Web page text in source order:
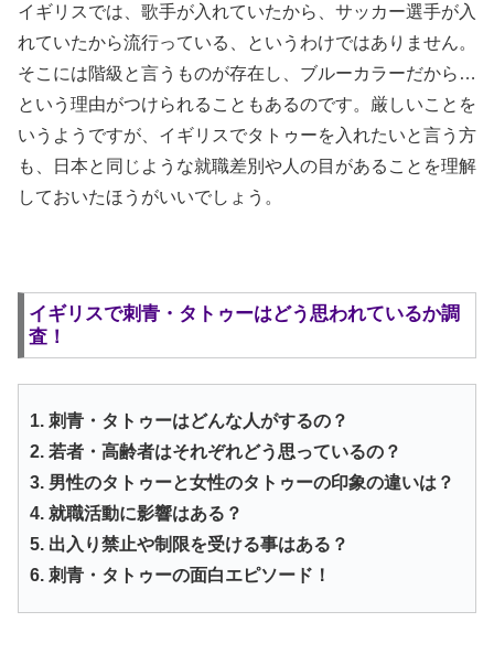
イギリスでは、歌手が入れていたから、サッカー選手が入
れていたから流行っている、というわけではありません。
そこには階級と言うものが存在し、ブルーカラーだから…
という理由がつけられることもあるのです。厳しいことを
いうようですが、イギリスでタトゥーを入れたいと言う方
も、日本と同じような就職差別や人の目があることを理解
しておいたほうがいいでしょう。
イギリスで刺青・タトゥーはどう思われているか調
査！
1. 刺青・タトゥーはどんな人がするの？
2. 若者・高齢者はそれぞれどう思っているの？
3. 男性のタトゥーと女性のタトゥーの印象の違いは？
4. 就職活動に影響はある？
5. 出入り禁止や制限を受ける事はある？
6. 刺青・タトゥーの面白エピソード！